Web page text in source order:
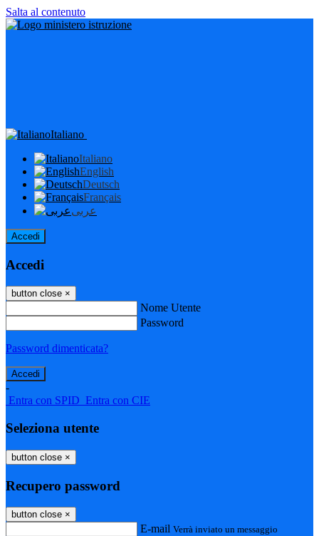
Salta al contenuto
Italiano
Italiano
English
Deutsch
Français
عربى
Accedi
Accedi
button close ×
Nome Utente
Password
Password dimenticata?
-
Entra con SPID Entra con CIE
Seleziona utente
button close ×
Recupero password
button close ×
E-mail Verrà inviato un messaggio